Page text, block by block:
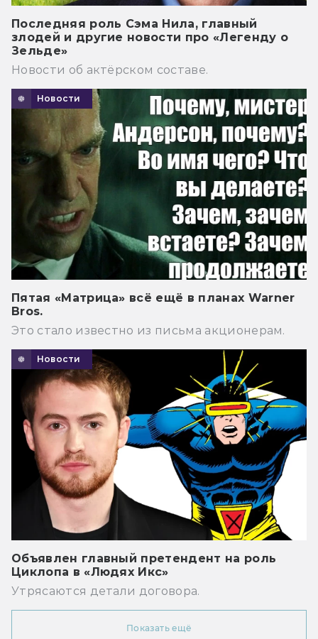
Последняя роль Сэма Нила, главный
злодей и другие новости про «Легенду о
Зельде»
Новости об актёрском составе.
Новости
Пятая «Матрица» всё ещё в планах Warner
Bros.
Это стало известно из письма акционерам.
Новости
Объявлен главный претендент на роль
Циклопа в «Людях Икс»
Утрясаются детали договора.
Показать ещё